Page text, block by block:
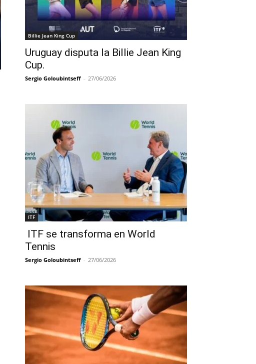
Billie Jean King Cup
Uruguay disputa la Billie Jean King
Cup.
Sergio Goloubintseff - 27/06/2026
ITF
ITF se transforma en World
Tennis
Sergio Goloubintseff - 27/06/2026